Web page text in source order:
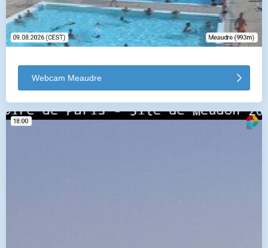
Webcam Meaudre